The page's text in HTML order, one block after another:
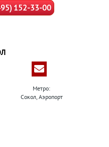
152-33-00
Метро:
Сокол, Аэропорт